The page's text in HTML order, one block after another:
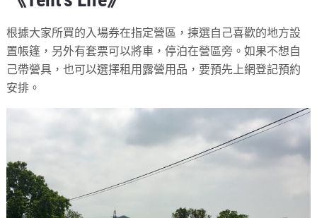
根據大家所買的入場券在指定營區，揀選自己喜歡的地方設
置帳篷，另外有套票可以將車，停泊在營區旁。如果不想自
己帶營具，也可以選擇租用露營用品，要預先上網登記預約
安排。